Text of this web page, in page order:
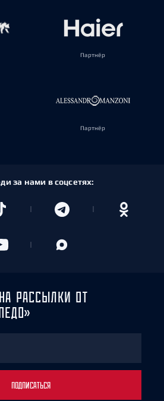
Партнёр
Партнёр
за нами в соцсетях:
РАССЫЛКИ ОТ
ПОДПИСАТЬСЯ